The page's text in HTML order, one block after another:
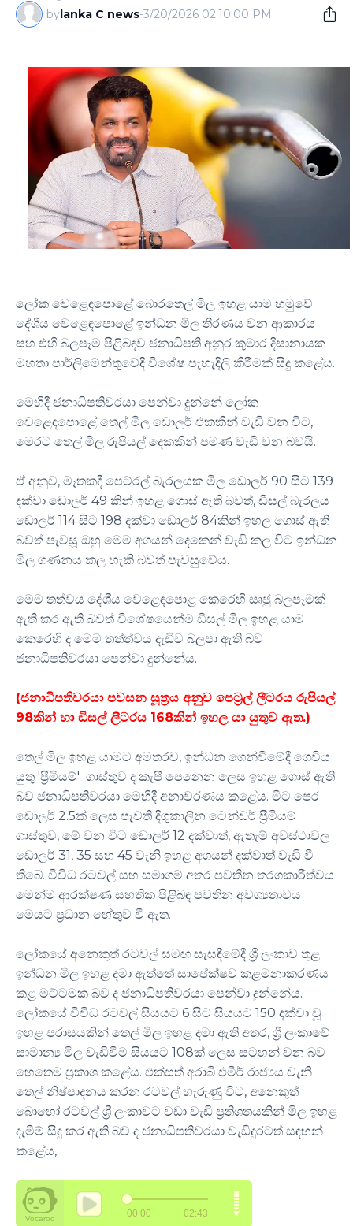
bylanka C news-3/20/2026 02:10:00 PM
ලෝක වෙළෙඳපොළේ බොරතෙල් මිල ඉහළ යාම හමුවේ
දේශීය වෙළෙඳපොළේ ඉන්ධන මිල තීරණය වන ආකාරය
සහ එහි බලපෑම පිළිබඳව ජනාධිපති අනුර කුමාර දිසානායක
මහතා පාර්ලිමේන්තුවේදී විශේෂ පැහැදිලි කිරීමක් සිදු කළේය.
මෙහිදී ජනාධිපතිවරයා පෙන්වා දුන්නේ ලෝක
වෙළෙඳපොළේ තෙල් මිල ඩොලර් එකකින් වැඩි වන විට,
මෙරට තෙල් මිල රුපියල් දෙකකින් පමණ වැඩි වන බවයි.
ඒ අනුව, මෑතකදී පෙට්රල් බැරලයක මිල ඩොලර් 90 සිට 139
දක්වා ඩොලර් 49 කින් ඉහළ ගොස් ඇති බවත්, ඩීසල් බැරලය
ඩොලර් 114 සිට 198 දක්වා ඩොලර් 84කින් ඉහල ගොස් ඇති
බවත් පැවසූ ඔහු මෙම අගයන් දෙකෙන් වැඩි කල විට ඉන්ධන
මිල ගණනය කල හැකි බවත් පැවසුවේය.
මෙම තත්වය දේශීය වෙළෙඳපොළ කෙරෙහි සෘජු බලපෑමක්
ඇති කර ඇති බවත් විශේෂයෙන්ම ඩීසල් මිල ඉහළ යාම
කෙරෙහි ද මෙම තත්ත්වය දැඩිව බලපා ඇති බව
ජනාධිපතිවරයා පෙන්වා දුන්නේය.
(ජනාධිපතිවරයා පවසන සූත‍්‍රය අනුව පෙට‍්‍රල් ලීටරය රුපියල්
98කින් හා ඩීසල් ලීටරය 168කින් ඉහල යා යුතුව ඇත.)
තෙල් මිල ඉහළ යාමට අමතරව, ඉන්ධන ගෙන්වීමේදී ගෙවිය
යුතු 'ප්‍රීමියම්' ගාස්තුව ද කැපී පෙනෙන ලෙස ඉහළ ගොස් ඇති
බව ජනාධිපතිවරයා මෙහිදී අනාවරණය කළේය. මීට පෙර
ඩොලර් 2.5ක් ලෙස පැවති දිගුකාලීන ටෙන්ඩර් ප්‍රීමියම්
ගාස්තුව, මේ වන විට ඩොලර් 12 දක්වාත්, ඇතැම් අවස්ථාවල
ඩොලර් 31, 35 සහ 45 වැනි ඉහළ අගයන් දක්වාත් වැඩි වී
තිබේ. විවිධ රටවල් සහ සමාගම් අතර පවතින තරගකාරීත්වය
මෙන්ම ආරක්ෂණ සහතික පිළිබඳ පවතින අවශ්‍යතාවය
මෙයට ප්‍රධාන හේතුව වී ඇත.
ලෝකයේ අනෙකුත් රටවල් සමඟ සැසඳීමේදී ශ්‍රී ලංකාව තුළ
ඉන්ධන මිල ඉහළ දමා ඇත්තේ සාපේක්ෂව කළමනාකරණය
කළ මට්ටමක බව ද ජනාධිපතිවරයා පෙන්වා දුන්නේය.
ලෝකයේ විවිධ රටවල් සියයට 6 සිට සියයට 150 දක්වා වූ
ඉහළ පරාසයකින් තෙල් මිල ඉහළ දමා ඇති අතර, ශ්‍රී ලංකාවේ
සාමාන්‍ය මිල වැඩිවීම සියයට 108ක් ලෙස සටහන් වන බව
හෙතෙම ප්‍රකාශ කළේය. එක්සත් අරාබි එමීර් රාජ්‍යය වැනි
තෙල් නිෂ්පාදනය කරන රටවල් හැරුණු විට, අනෙකුත්
බොහෝ රටවල් ශ්‍රී ලංකාවට වඩා වැඩි ප්‍රතිශතයකින් මිල ඉහළ
දැමීම් සිදු කර ඇති බව ද ජනාධිපතිවරයා වැඩිදුරටත් සඳහන්
කළේය,.